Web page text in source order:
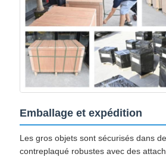
Emballage et expédition
Les gros objets sont sécurisés dans
contreplaqué robustes avec des